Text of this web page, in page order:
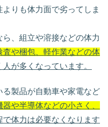
りも体力面で劣ってしま
、組立や溶接などの体力
査や梱包、軽作業などの体
人が多くなっています。
る製品が自動車や家電など
器や半導体などの小さく、
体力は必要なくなります